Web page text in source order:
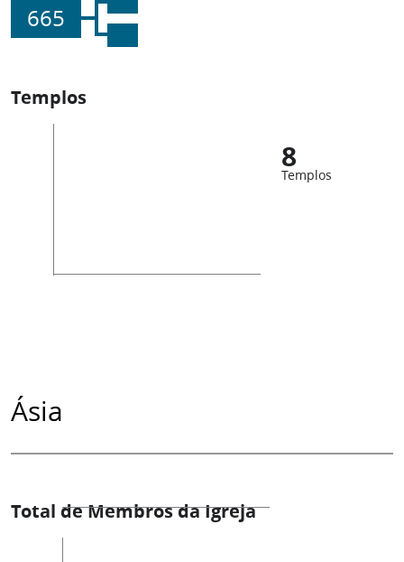
665
Templos
8
Templos
Ásia
Total de Membros da Igreja